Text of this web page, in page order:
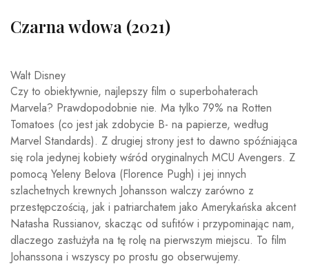
Czarna wdowa (2021)
Walt Disney
Czy to obiektywnie, najlepszy film o superbohaterach
Marvela? Prawdopodobnie nie. Ma tylko 79% na Rotten
Tomatoes (co jest jak zdobycie B- na papierze, według
Marvel Standards). Z drugiej strony jest to dawno spóźniająca
się rola jedynej kobiety wśród oryginalnych MCU Avengers. Z
pomocą Yeleny Belova (Florence Pugh) i jej innych
szlachetnych krewnych Johansson walczy zarówno z
przestępczością, jak i patriarchatem jako Amerykańska akcent
Natasha Russianov, skacząc od sufitów i przypominając nam,
dlaczego zasłużyła na tę rolę na pierwszym miejscu. To film
Johanssona i wszyscy po prostu go obserwujemy.